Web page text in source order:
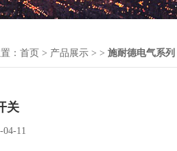
： 首页 > 产品展示 > > 施耐德电气系列
关
04-11